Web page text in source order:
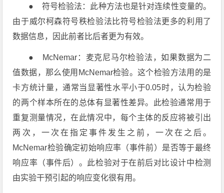
● 符号检验法：此种方法也是针对连续性变量的。
由于威尔柯森符号秩检验法比符号检验法更多的利用了
数据信息，因此前者比后者更为有效。
● McNemar：麦克尼马尔检验法，如果数据为二
值数据，那么使用McNemar检验。这个检验方法用的是
卡方统计量，通常当显著性水平小于0.05时，认为检验
的两个样本所在的总体有显著性差异。此检验通常用于
重复测量情况，在此情况中，每个主体的反应将被引出
两次，一次在指定事件发生之前，一次在之后。
McNemar检验确定初始响应率（事件前）是否等于最终
响应率（事件后）。此检验对于在前后对比设计中检测
由实验干预引起的响应变化很有用。